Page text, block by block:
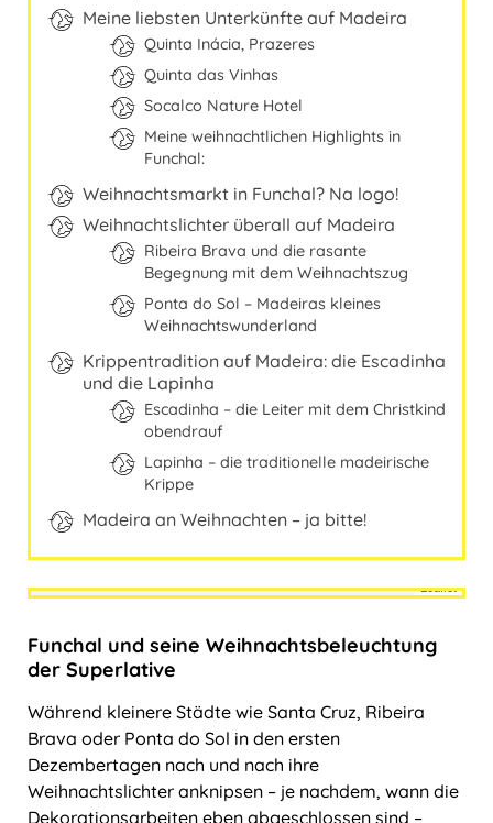
Türkei
Ungarn
Travelers' Map wird geladen …
deine Seite vollständig geladen
−
Leaflet
Meine liebsten Unterkünfte auf Madeira
Quinta Inácia, Prazeres
Quinta das Vinhas
Socalco Nature Hotel
Meine weihnachtlichen Highlights in
Funchal:
Weihnachtsmarkt in Funchal? Na logo!
Weihnachtslichter überall auf Madeira
Ribeira Brava und die rasante
Begegnung mit dem Weihnachtszug
Ponta do Sol ‒ Madeiras kleines
Weihnachtswunderland
Krippentradition auf Madeira: die Escadinha
und die Lapinha
Escadinha ‒ die Leiter mit dem Christkind
obendrauf
Lapinha – die traditionelle madeirische
Krippe
Madeira an Weihnachten – ja bitte!
Funchal und seine Weihnachtsbeleuchtung
der Superlative
Während kleinere Städte wie Santa Cruz, Ribeira
Brava oder Ponta do Sol in den ersten
Dezembertagen nach und nach ihre
Weihnachtslichter anknipsen – je nachdem, wann die
Dekorationsarbeiten eben abgeschlossen sind –